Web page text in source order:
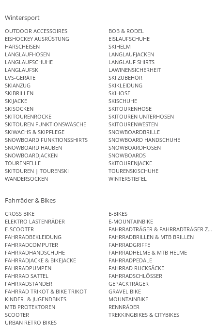
Wintersport
OUTDOOR ACCESSOIRES
BOB & RODEL
EISHOCKEY AUSRÜSTUNG
EISLAUFSCHUHE
HARSCHEISEN
SKIHELM
LANGLAUFHOSEN
LANGLAUFJACKEN
LANGLAUFSCHUHE
LANGLAUF SHIRTS
LANGLAUFSKI
LAWINENSICHERHEIT
LVS-GERÄTE
SKI ZUBEHÖR
SKIANZUG
SKIKLEIDUNG
SKIBRILLEN
SKIHOSE
SKIJACKE
SKISCHUHE
SKISOCKEN
SKITOURENHOSE
SKITOURENRÖCKE
SKITOUREN UNTERHOSEN
SKITOUREN FUNKTIONSWÄSCHE
SKITOURENWESTEN
SKIWACHS & SKIPFLEGE
SNOWBOARDBRILLE
SNOWBOARD FUNKTIONSSHIRTS
SNOWBOARD HANDSCHUHE
SNOWBOARD HAUBEN
SNOWBOARDHOSEN
SNOWBOARDJACKEN
SNOWBOARDS
TOURENFELLE
SKITOURENJACKE
SKITOUREN | TOURENSKI
TOURENSKISCHUHE
WANDERSOCKEN
WINTERSTIEFEL
Fahrräder & Bikes
CROSS BIKE
E-BIKES
ELEKTRO LASTENRÄDER
E-MOUNTAINBIKE
E-SCOOTER
FAHRRADTRÄGER & FAHRRADTRÄGER
FAHRRADBEKLEIDUNG
FAHRRADBRILLEN & MTB BRILLEN
FAHRRADCOMPUTER
FAHRRADGRIFFE
FAHRRADHANDSCHUHE
FAHRRADHELME & MTB HELME
FAHRRADJACKE & BIKEJACKE
FAHRRADPEDALE
FAHRRADPUMPEN
FAHRRAD RUCKSÄCKE
FAHRRAD SATTEL
FAHRRADSCHLÖSSER
FAHRRADSTÄNDER
GEPÄCKTRÄGER
FAHRRAD TRIKOT & BIKE TRIKOT
GRAVEL BIKE
KINDER- & JUGENDBIKES
MOUNTAINBIKE
MTB PROTEKTOREN
RENNRÄDER
SCOOTER
TREKKINGBIKES & CITYBIKES
URBAN RETRO BIKES